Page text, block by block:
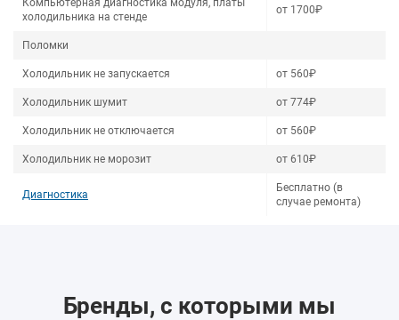
Компьютерная диагностика модуля, платы
холодильника на стенде
от 1700₽
Поломки
Холодильник не запускается от 560₽
Холодильник шумит от 774₽
Холодильник не отключается от 560₽
Холодильник не морозит от 610₽
Диагностика
Бесплатно (в
случае ремонта)
Бренды, с которыми мы